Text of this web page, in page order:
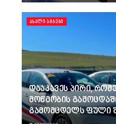
ᲐᲮᲐᲚᲘ ᲐᲛᲑᲔᲑᲘ
დააკავეს პირი,
მოწმობის
გამომცდელს ფული